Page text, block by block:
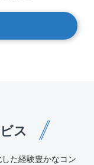
ス
た経験豊かなコン